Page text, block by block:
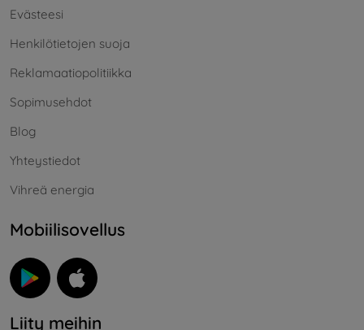
Evästeesi
Henkilötietojen suoja
Reklamaatiopolitiikka
Sopimusehdot
Blog
Yhteystiedot
Vihreä energia
Mobiilisovellus
Liity meihin